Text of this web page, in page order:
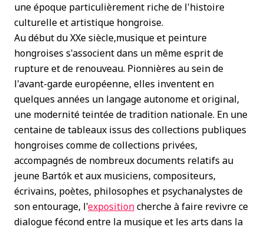
une époque particulièrement riche de l'histoire
culturelle et artistique hongroise.
Au début du XXe siècle,musique et peinture
hongroises s'associent dans un même esprit de
rupture et de renouveau. Pionnières au sein de
l'avant-garde européenne, elles inventent en
quelques années un langage autonome et original,
une modernité teintée de tradition nationale. En une
centaine de tableaux issus des collections publiques
hongroises comme de collections privées,
accompagnés de nombreux documents relatifs au
jeune Bartók et aux musiciens, compositeurs,
écrivains, poètes, philosophes et psychanalystes de
son entourage, l'expositioncherche à faire revivre ce
dialogue fécond entre la musique et les arts dans la